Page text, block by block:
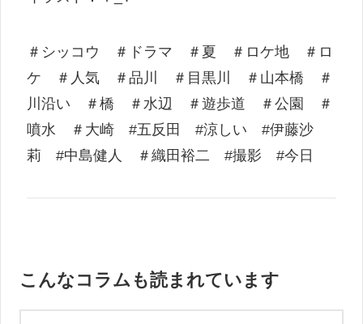
＃シッコウ ＃ドラマ ＃夏 ＃ロケ地 ＃ロ
ケ ＃人気 ＃品川 ＃目黒川 ＃山本橋 ＃
川沿い ＃橋 ＃水辺 ＃遊歩道 ＃公園 ＃
噴水 ＃大崎 #五反田 #涼しい #伊藤沙
莉 #中島健人 ＃織田裕二 #撮影 #今日
こんなコラムも読まれています